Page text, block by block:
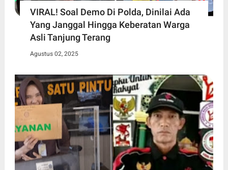
VIRAL! Soal Demo Di Polda, Dinilai Ada
Yang Janggal Hingga Keberatan Warga
Asli Tanjung Terang
Agustus 02, 2025